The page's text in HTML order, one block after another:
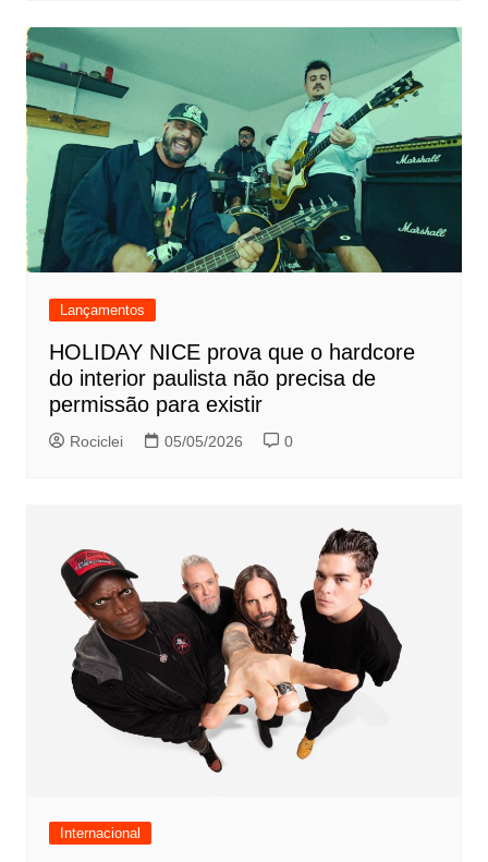
Lançamentos
HOLIDAY NICE prova que o hardcore
do interior paulista não precisa de
permissão para existir
Rociclei 05/05/2026 0
Internacional